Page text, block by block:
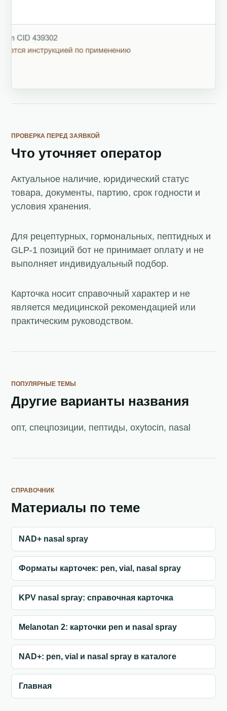
ПРОВЕРКА ПЕРЕД ЗАЯВКОЙ
Что уточняет оператор
Актуальное наличие, юридический статус
товара, документы, партию, срок годности и
условия хранения.
Для рецептурных, гормональных, пептидных и
GLP-1 позиций бот не принимает оплату и не
выполняет индивидуальный подбор.
Карточка носит справочный характер и не
является медицинской рекомендацией или
практическим руководством.
ПОПУЛЯРНЫЕ ТЕМЫ
Другие варианты названия
опт, спецпозиции, пептиды, oxytocin, nasal
СПРАВОЧНИК
Материалы по теме
NAD+ nasal spray
Форматы карточек: pen, vial, nasal spray
KPV nasal spray: справочная карточка
Melanotan 2: карточки pen и nasal spray
NAD+: pen, vial и nasal spray в каталоге
Главная